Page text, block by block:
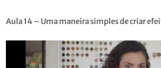
Aula 14 – Uma maneira simples de criar